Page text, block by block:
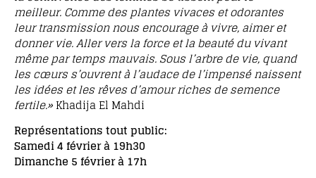
meilleur. Comme des plantes vivaces et odorantes
leur transmission nous encourage à vivre, aimer et
donner vie. Aller vers la force et la beauté du vivant
même par temps mauvais. Sous l’arbre de vie, quand
les cœurs s’ouvrent à l’audace de l’impensé naissent
les idées et les rêves d’amour riches de semence
fertile.»Khadija El Mahdi
Représentations tout public:
Samedi 4 février à 19h30
Dimanche 5 février à 17h